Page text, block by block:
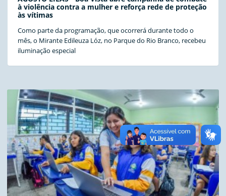
à violência contra a mulher e reforça rede de proteção
às vítimas
Como parte da programação, que ocorrerá durante todo o
mês, o Mirante Edileuza Lóz, no Parque do Rio Branco, recebeu
iluminação especial